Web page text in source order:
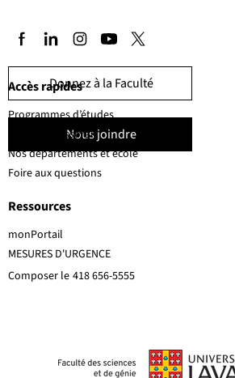
Donnez à la Faculté
Nous joindre
MESURES D'URGENCE
Composer le 418 656-5555
Accès rapides
Ressources
Programmes d’études
Corps professoral
Nos départements et école
Foire aux questions
monPortail